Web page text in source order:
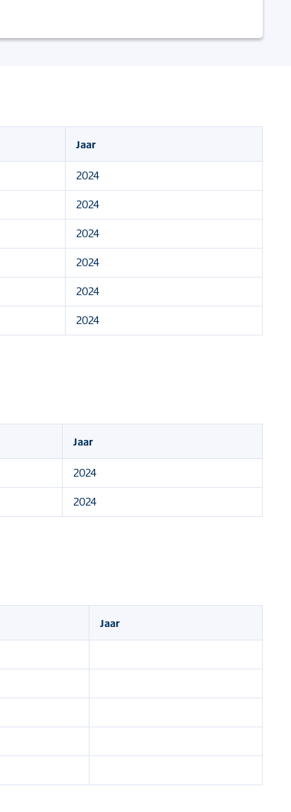
Jaar
2024
2024
2024
2024
2024
2024
Jaar
2024
2024
Jaar